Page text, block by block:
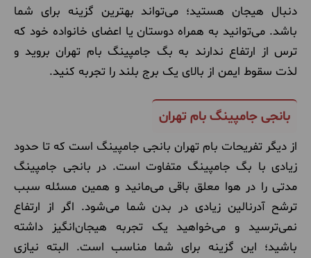
دنبال هیجان هستید؛ می‌تواند بهترین گزینه برای شما
باشد. می‌توانید به همراه دوستان یا اعضای خانواده خود که
ترس از ارتفاع ندارند به بگ جامپینگ بام تهران بروید و
لذت سقوط ایمن از بالای یک برج بلند را تجربه کنید.
بانجی جامپینگ بام تهران
از دیگر تفریحات بام تهران بانجی جامپینگ است که تا حدود
زیادی با بگ جامپینگ متفاوت است. در بانجی جامپینگ
مدتی را در هوا معلق باقی می‌مانید و همین مسئله سبب
ترشح آدرنالین زیادی در بدن شما می‌شود. اگر از ارتفاع
نمی‌ترسید و می‌خواهید یک تجربه هیجان‌انگیز داشته
باشید؛ این گزینه برای شما مناسب است. البته نیازی